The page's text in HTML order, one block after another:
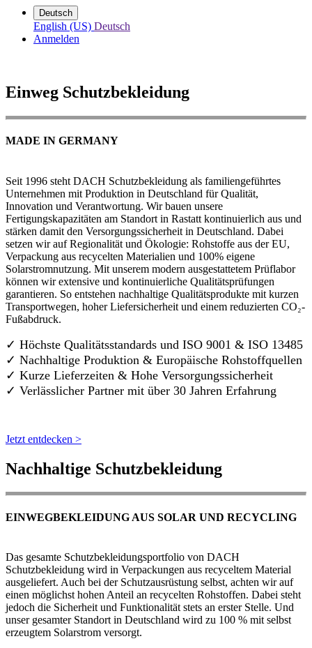
Deutsch
English (US) Deutsch
Anmelden
Einweg Schutzbekleidung
MADE IN GERMANY
Seit 1996 steht DACH Schutzbekleidung als familiengeführtes
Unternehmen mit Produktion in Deutschland für Qualität,
Innovation und Verantwortung. Wir bauen unsere
Fertigungskapazitäten am Standort in Rastatt kontinuierlich aus und
stärken damit den Versorgungssicherheit in Deutschland. Dabei
setzen wir auf Regionalität und Ökologie: Rohstoffe aus der EU,
Verpackung aus recycelten Materialien und 100% eigene
Solarstromnutzung. Mit unserem modern ausgestattetem Prüflabor
können wir extensive und kontinuierliche Qualitätsprüfungen
garantieren. So entstehen nachhaltige Qualitätsprodukte mit kurzen
Transportwegen, hoher Liefersicherheit und einem reduzierten CO₂-
Fußabdruck.
✓ Höchste Qualitätsstandards und ISO 9001 & ISO 13485
✓ Nachhaltige Produktion & Europäische Rohstoffquellen
✓ Kurze Lieferzeiten & Hohe Versorgungssicherheit
✓ Verlässlicher Partner mit über 30 Jahren Erfahrung
Jetzt entdecken >
Nachhaltige Schutzbekleidung
EINWEGBEKLEIDUNG AUS SOLAR UND RECYCLING
Das gesamte Schutzbekleidungsportfolio von DACH
Schutzbekleidung wird in Verpackungen aus recyceltem Material
ausgeliefert. Auch bei der Schutzausrüstung selbst, achten wir auf
einen möglichst hohen Anteil an recycelten Rohstoffen. Dabei steht
jedoch die Sicherheit und Funktionalität stets an erster Stelle. Und
unser gesamter Standort in Deutschland wird zu 100 % mit selbst
erzeugtem Solarstrom versorgt.